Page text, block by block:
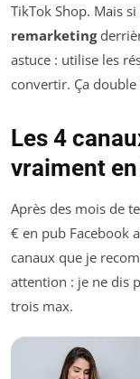
TikTok Shop. Mais
remarketing
astuce : utilise les
convertir. Ça double
Les 4
vraiment
Après des mois de
€ en pub Facebook
canaux que je
attention : je ne dis
trois max.